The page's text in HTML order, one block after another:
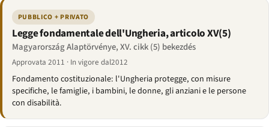
PUBBLICO + PRIVATO
Legge fondamentale dell'Ungheria, articolo XV(5)
Magyarország Alaptörvénye, XV. cikk (5) bekezdés
Approvata 2011 · In vigore dal2012
Fondamento costituzionale: l'Ungheria protegge, con misure
specifiche, le famiglie, i bambini, le donne, gli anziani e le persone
con disabilità.